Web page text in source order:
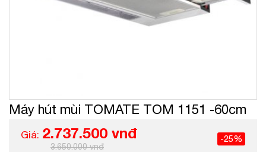
Máy hút mùi TOMATE TOM 1151 -60cm
Giá: 2.737.500 vnđ
3.650.000 vnđ
-25%